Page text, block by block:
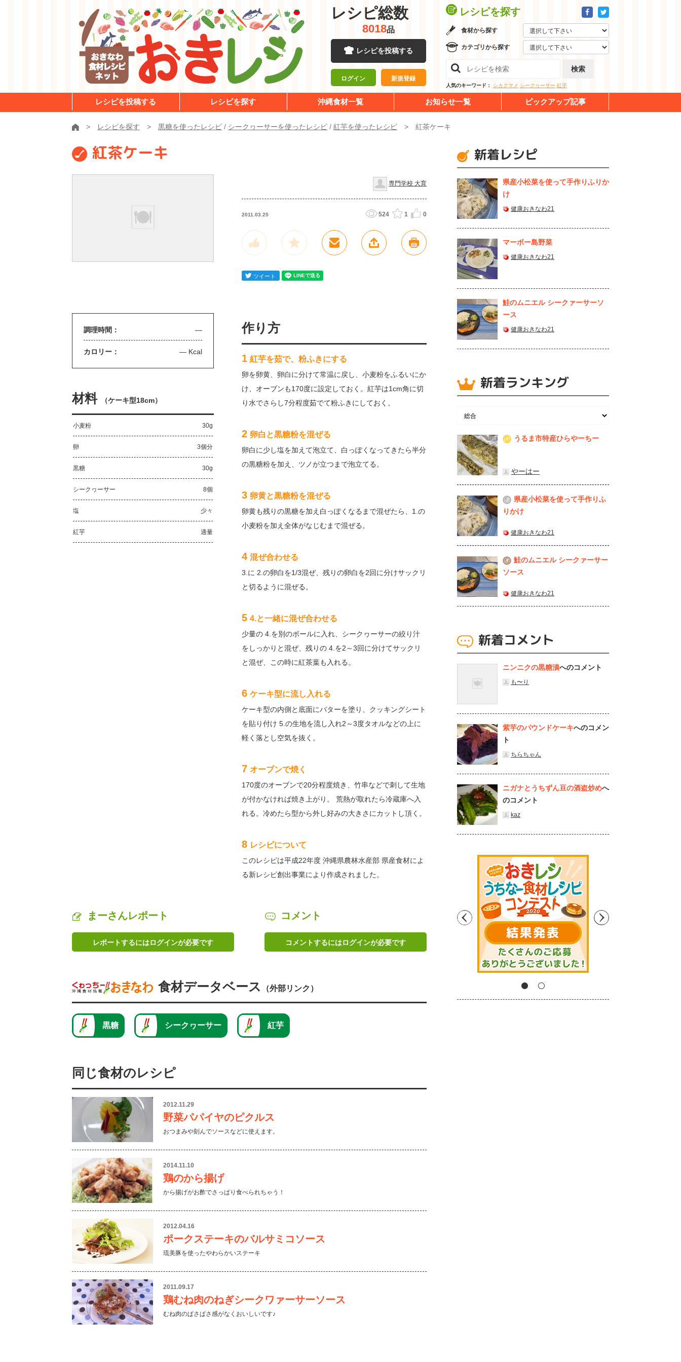
レシピ総数
8018品
レシピを投稿する
ログイン 新規登録
レシピを探す
食材から探す
カテゴリから探す
検索
人気のキーワード： シカクマメ シークヮーサー 紅芋
レシピを投稿する レシピを探す 沖縄食材一覧 お知らせ一覧 ピックアップ記事
レシピを探す 黒糖を使ったレシピ / シークヮーサーを使ったレシピ /紅芋を使ったレシピ 紅茶ケーキ
紅茶ケーキ
専門学校 大育
2011.03.25 524 1 0
調理時間： —
カロリー： — Kcal
材料 （ケーキ型18cm）
小麦粉 30g
卵 3個分
黒糖 30g
シークヮーサー 8個
塩 少々
紅芋 適量
作り方
1 紅芋を茹で、粉ふきにする
卵を卵黄、卵白に分けて常温に戻し、小麦粉をふるいにか
け、オーブンも170度に設定しておく。紅芋は1cm角に切
り水でさらし7分程度茹でて粉ふきにしておく。
2 卵白と黒糖粉を混ぜる
卵白に少し塩を加えて泡立て、白っぽくなってきたら半分
の黒糖粉を加え、ツノが立つまで泡立てる。
3 卵黄と黒糖粉を混ぜる
卵黄も残りの黒糖を加え白っぽくなるまで混ぜたら、1.の
小麦粉を加え全体がなじむまで混ぜる。
4 混ぜ合わせる
3.に 2.の卵白を1/3混ぜ、残りの卵白を2回に分けサックリ
と切るように混ぜる。
5 4.と一緒に混ぜ合わせる
少量の 4.を別のボールに入れ、シークヮーサーの絞り汁
をしっかりと混ぜ、残りの 4.を2～3回に分けてサックリ
と混ぜ、この時に紅茶葉も入れる。
6 ケーキ型に流し入れる
ケーキ型の内側と底面にバターを塗り、クッキングシート
を貼り付け 5.の生地を流し入れ2～3度タオルなどの上に
軽く落とし空気を抜く。
7 オーブンで焼く
170度のオーブンで20分程度焼き、竹串などで刺して生地
が付かなければ焼き上がり。 荒熱が取れたら冷蔵庫へ入
れる。冷めたら型から外し好みの大きさにカットし頂く。
8 レシピについて
このレシピは平成22年度 沖縄県農林水産部 県産食材によ
る新レシピ創出事業により作成されました。
まーさんレポート
レポートするにはログインが必要です
コメント
コメントするにはログインが必要です
食材データベース （外部リンク）
黒糖 シークヮーサー 紅芋
同じ食材のレシピ
2012.11.29
野菜パパイヤのピクルス
おつまみや刻んでソースなどに使えます。
2014.11.10
鶏のから揚げ
から揚げがお酢でさっぱり食べられちゃう！
2012.04.16
ポークステーキのバルサミコソース
琉美豚を使ったやわらかいステーキ
2011.09.17
鶏むね肉のねぎシークワァーサーソース
むね肉のぱさぱさ感がなくおいしいです♪
新着レシピ
県産⼩松菜を使って⼿作りふりか
け
健康おきなわ21
マーボー島野菜
健康おきなわ21
鮭のムニエル シークァーサーソ
ース
健康おきなわ21
新着ランキング
1 うるま市特産ひらやーちー
やーはー
2
県産⼩松菜を使って⼿作りふ
りかけ
健康おきなわ21
3
鮭のムニエル シークァーサー
ソース
健康おきなわ21
新着コメント
ニンニクの黒糖漬へのコメント
も〜り
紫芋のパウンドケーキへのコメン
ト
ちらちゃん
ニガナとうちずん豆の酒盗炒めへ
のコメント
kaz